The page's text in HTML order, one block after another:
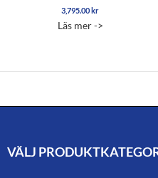
3,795.00kr
Läs mer ->
VÄLJ